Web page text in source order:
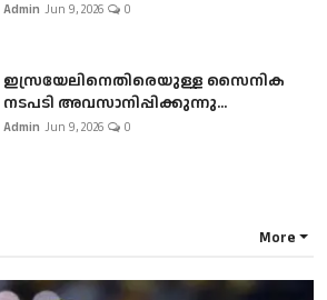
Admin Jun 9, 2026 0
ഇസ്രയേലിനെതിരെയുള്ള സൈനിക
നടപടി അവസാനിപ്പിക്കുന്നു...
Admin Jun 9, 2026 0
More